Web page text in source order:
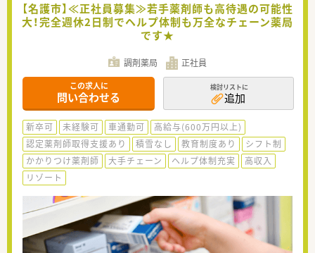
【名護市】≪正社員募集≫若手薬剤師も高待遇の可能性
大！完全週休2日制でヘルプ体制も万全なチェーン薬局
です★
調剤薬局 正社員
この求人に
問い合わせる
検討リストに
追加
新卒可 未経験可 車通勤可
高給与(600万円以上)
認定薬剤師取得支援あり
積雪なし 教育制度あり
シフト制
かかりつけ薬剤師
大手チェーン ヘルプ体制充実
高収入
リゾート